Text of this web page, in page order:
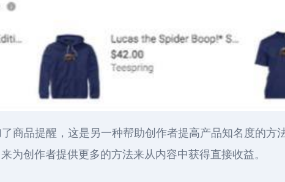
商品提醒，这是另一种帮助创作者提高产品知名度的方
为创作者提供更多的方法来从内容中获得直接收益。